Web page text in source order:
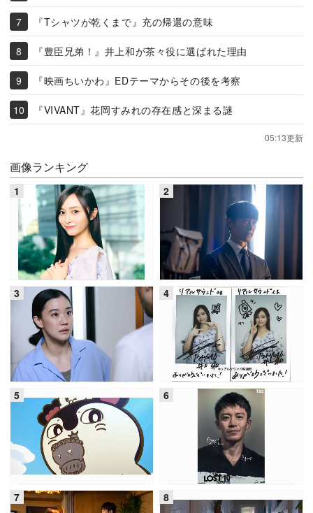
『Tシャツが乾くまで』充の帰還の意味
『豊臣兄弟！』井上和が茶々役に選ばれた理由
『映画ちいかわ』EDテーマからその後を考察
『VIVANT』花岡すみれの存在感と深まる謎
05:13更新
画像ランキング